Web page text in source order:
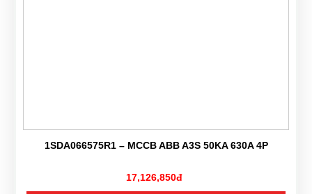
1SDA066575R1 – MCCB ABB A3S 50KA 630A 4P
17,126,850đ